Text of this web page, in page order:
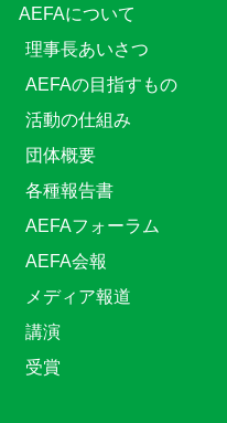
AEFAについて
理事長あいさつ
AEFAの目指すもの
活動の仕組み
団体概要
各種報告書
AEFAフォーラム
AEFA会報
メディア報道
講演
受賞